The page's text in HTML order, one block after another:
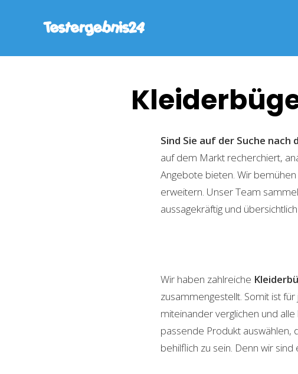
Sind Sie auf der Suche
auf dem Markt recherchiert,
Angebote bieten. Wir
erweitern. Unser Team
aussagekräftig und
Wir haben zahlreiche
zusammengestellt. Somit ist
miteinander verglichen und
passende Produkt auswählen,
behilflich zu sein. Denn wir